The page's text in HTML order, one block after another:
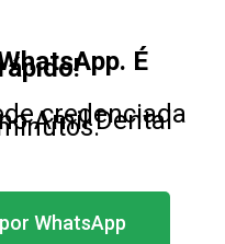
É
credenciada
Amil Dental
WhatsApp